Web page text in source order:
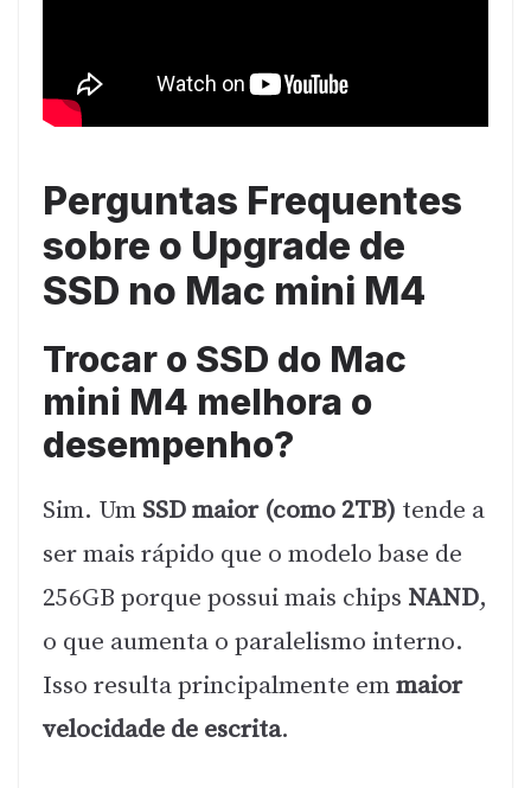
Perguntas Frequentes
sobre o Upgrade de
SSD no Mac mini M4
Trocar o SSD do Mac
mini M4 melhora o
desempenho?
Sim. Um SSD maior (como 2TB) tende a
ser mais rápido que o modelo base de
256GB porque possui mais chips NAND,
o que aumenta o paralelismo interno.
Isso resulta principalmente emmaior
velocidade de escrita.